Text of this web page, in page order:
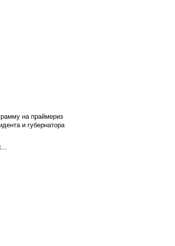
на праймериз
и губернатора